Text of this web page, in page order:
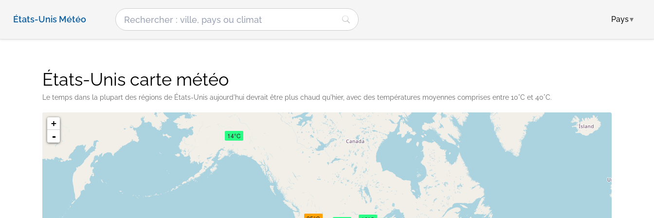
États-Unis Météo Pays▾
États-Unis carte météo
Le temps dans la plupart des régions de États-Unis aujourd'hui devrait être plus chaud qu'hier, avec des températures moyennes comprises entre 10°C et 40°C.
14°C
+
-